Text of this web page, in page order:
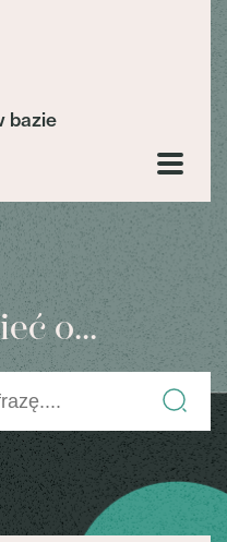
bazie
o...